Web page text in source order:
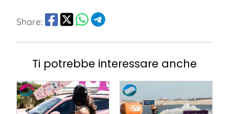
Share:
Ti potrebbe interessare anche